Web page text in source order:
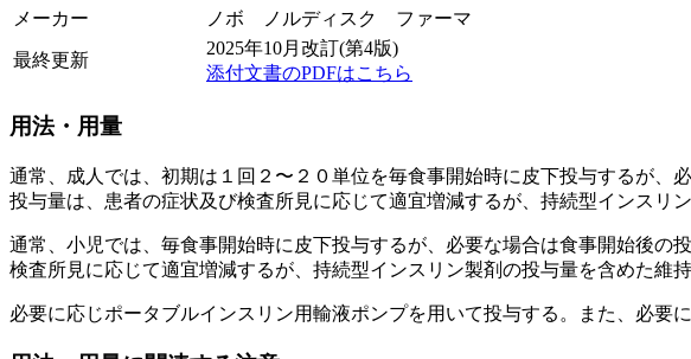
メーカー
ノボ ノルディスク ファーマ
最終更新
2025年10月改訂(第4版)
添付文書のPDFはこちら
用法・用量
通常、成人では、初期は１回２〜２０単位を毎食事開始時に皮下投与するが、
投与量は、患者の症状及び検査所見に応じて適宜増減するが、持続型インスリ
通常、小児では、毎食事開始時に皮下投与するが、必要な場合は食事開始後
検査所見に応じて適宜増減するが、持続型インスリン製剤の投与量を含めた維
必要に応じポータブルインスリン用輸液ポンプを用いて投与する。また、必要